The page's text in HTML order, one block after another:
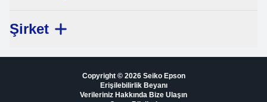
Şirket
Copyright © 2026 Seiko Epson
Erişilebilirlik Beyanı
Verileriniz Hakkında Bize Ulaşın